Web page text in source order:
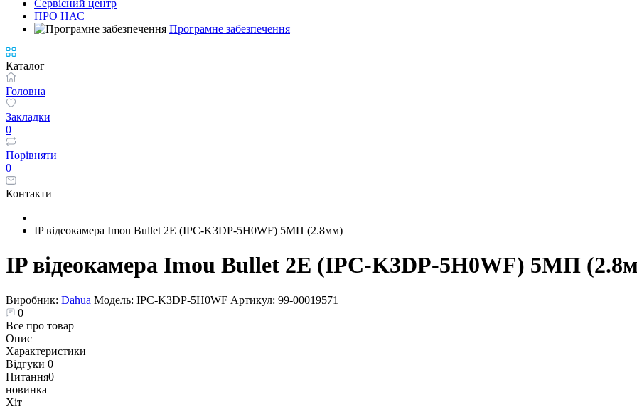
Сервісний центр
ПРО НАС
Програмне забезпечення
Каталог
Головна
Закладки
0
Порівняти
0
Контакти
IP відеокамера Imou Bullet 2E (IPC-K3DP-5H0WF) 5МП (2.8мм)
IP відеокамера Imou Bullet 2E (IPC-K3DP-5H0WF) 5МП
Виробник: Dahua Модель: IPC-K3DP-5H0WF Артикул: 99-00019571
0
Все про товар
Опис
Характеристики
Відгуки 0
Питання0
новинка
Хіт